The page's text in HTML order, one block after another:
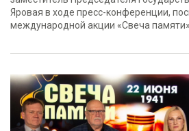
Яровая в ходе пресс-конференции,
международной акции «Свеча памяти».